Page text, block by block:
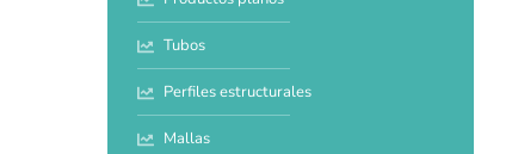
Tubos
Perfiles estructurales
Mallas